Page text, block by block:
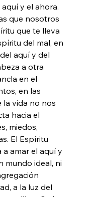
y el ahora.
que nosotros
que te lleva
del mal, en
aquí y del
a otra
en el
en las
la vida no nos
hacia el
miedos,
El Espíritu
amar el aquí y
mundo ideal, ni
a la luz del